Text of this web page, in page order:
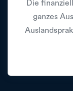
Die
ganzes